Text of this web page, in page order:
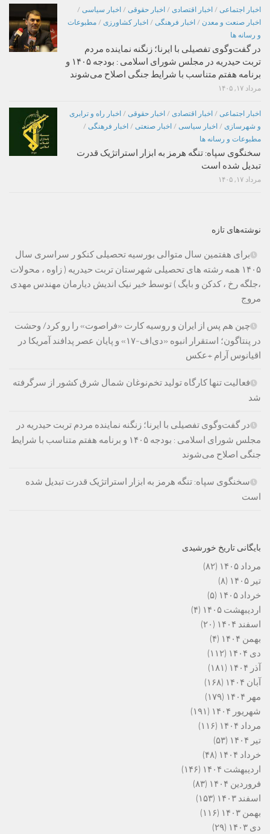
اخبار اجتماعی / اخبار اقتصادی / اخبار حقوقی / اخبار سیاسی /
اخبار صنعت و معدن / اخبار فرهنگی / اخبار کشاورزی / مطبوعات
و رسانه ها
در گفت‌وگوی تفصیلی با ایرنا؛ زنگنه نماینده مردم
تربت حیدریه در مجلس شورای اسلامی : بودجه ۱۴۰۵ و
برنامه هفتم متناسب با شرایط جنگی اصلاح می‌شوند
مرداد ۱۷, ۱۴۰۵
اخبار اجتماعی / اخبار اقتصادی / اخبار حقوقی / اخبار راه و ترابری
و شهرسازی / اخبار سیاسی / اخبار صنعتی / اخبار فرهنگی /
مطبوعات و رسانه ها
سخنگوی سپاه: تنگه هرمز به ابزار استراتژیک قدرت
تبدیل شده است
مرداد ۱۷, ۱۴۰۵
نوشته‌های تازه
برای هفتمین سال متوالی بورسیه تحصیلی کنکو ر سراسری سال
۱۴۰۵ همه رشته های تحصیلی شهرستان تربت حیدریه ( زاوه ، محولات
،جلگه رخ ، کدکن و بایگ ) توسط خیر نیک اندیش دیارمان مهندس مهدی
مروج
چین هم پس از ایران و روسیه کارت «فراصوت» را رو کرد/ وحشت
در پنتاگون؛ استقرار انبوه «دی‌اف‑۱۷» و پایان عصر پدافند آمریکا در
اقیانوس آرام +عکس
فعالیت تنها کارگاه تولید تخم‌نوغان شمال شرق کشور از سرگرفته
شد
در گفت‌وگوی تفصیلی با ایرنا؛ زنگنه نماینده مردم تربت حیدریه در
مجلس شورای اسلامی : بودجه ۱۴۰۵ و برنامه هفتم متناسب با شرایط
جنگی اصلاح می‌شوند
سخنگوی سپاه: تنگه هرمز به ابزار استراتژیک قدرت تبدیل شده
است
بایگانی تاریخ خورشیدی
مرداد ۱۴۰۵
(۸۲)
تیر ۱۴۰۵
(۸)
خرداد ۱۴۰۵
(۵)
اردیبهشت ۱۴۰۵
(۴)
اسفند ۱۴۰۴
(۲۰)
بهمن ۱۴۰۴
(۴)
دی ۱۴۰۴
(۱۱۲)
آذر ۱۴۰۴
(۱۸۱)
آبان ۱۴۰۴
(۱۶۸)
مهر ۱۴۰۴
(۱۷۹)
شهریور ۱۴۰۴
(۱۹۱)
مرداد ۱۴۰۴
(۱۱۶)
تیر ۱۴۰۴
(۵۳)
خرداد ۱۴۰۴
(۴۸)
اردیبهشت ۱۴۰۴
(۱۴۶)
فروردین ۱۴۰۴
(۸۳)
اسفند ۱۴۰۳
(۱۵۳)
بهمن ۱۴۰۳
(۱۱۶)
دی ۱۴۰۳
(۲۹)